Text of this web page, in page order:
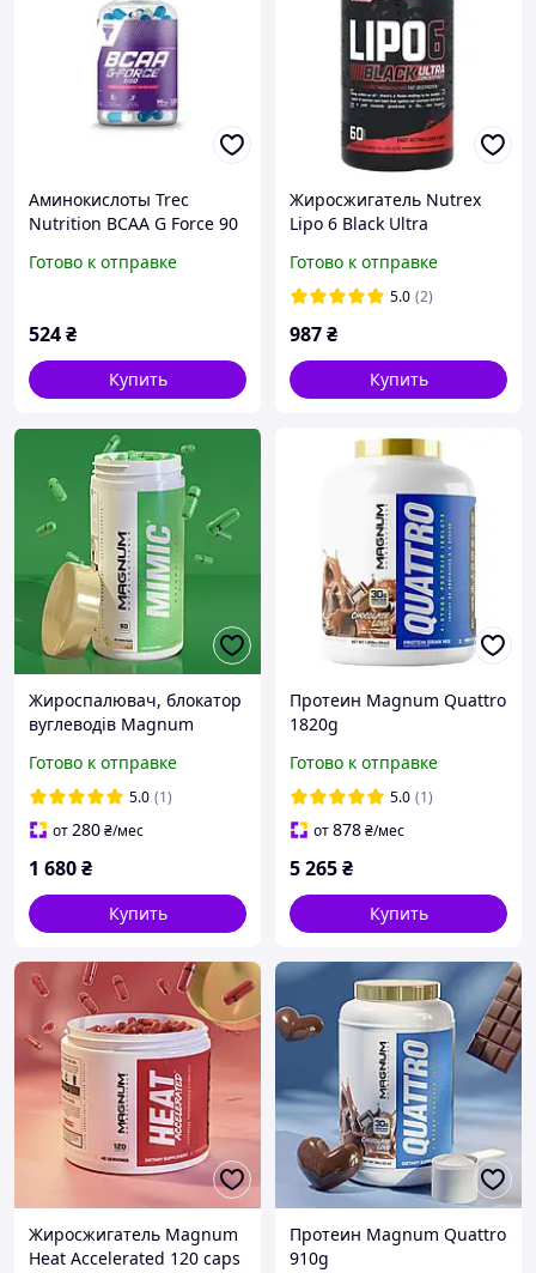
Аминокислоты Trec
Nutrition BCAA G Force 90
Готово к отправке
524₴
Купить
Жиросжигатель Nutrex
Lipo 6 Black Ultra
Готово к отправке
5.0 (2)
987₴
Купить
Жироспалювач, блокатор
вуглеводів Magnum
Готово к отправке
5.0 (1)
от280₴/мес
1 680₴
Купить
Протеин Magnum Quattro
1820g
Готово к отправке
5.0 (1)
от878₴/мес
5 265₴
Купить
Жиросжигатель Magnum
Heat Accelerated 120 caps
Протеин Magnum Quattro
910g